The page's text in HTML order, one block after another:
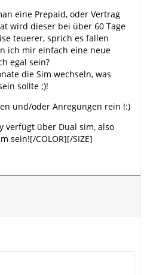
eine Prepaid, oder Vertrag
wird dieser bei über 60 Tage
teuerer, sprich es fallen
ich mir einfach eine neue
egal sein?
die Sim wechseln, was
sollte ;)!
und/oder Anregungen rein !:)
verfügt über Dual sim, also
sein![/COLOR][/SIZE]